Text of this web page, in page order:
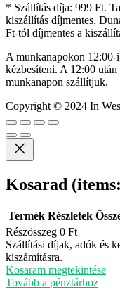
* Szállítás díja: 999 Ft.
kiszállítás díjmentes.
Ft-tól díjmentes a
A munkanapokon
kézbesíteni. A 12:00
munkanapon szállítjuk.
Copyright © 2024 In
Kosarad
Termékek
a
kosárban
Termék Részletek
Részösszeg 0 Ft
Szállítási díjak, adók és
kiszámításra.
Kosaram megtekintése
Tovább a pénztárhoz